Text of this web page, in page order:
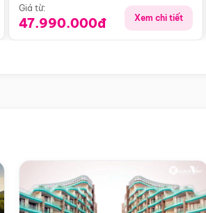
Giá từ:
47.990.000đ Xem chi tiết